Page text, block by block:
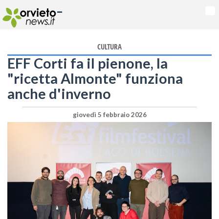
-
CULTURA
EFF Corti fa il pienone, la
"ricetta Almonte" funziona
anche d'inverno
giovedì 5 febbraio 2026